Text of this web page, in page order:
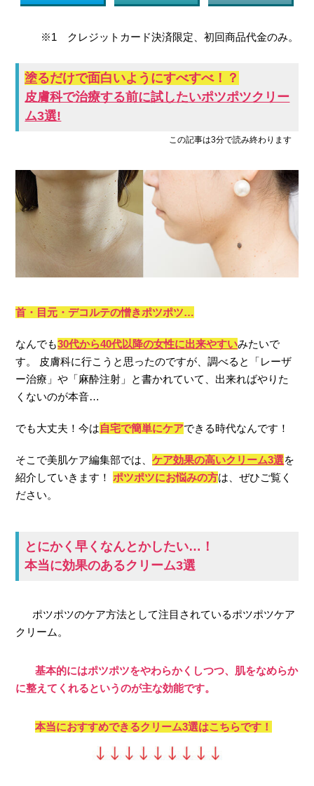
※1 クレジットカード決済限定、初回商品代金のみ。
塗るだけで面白いようにすべすべ！？
皮膚科で治療する前に試したいポツポツクリー
ム3選!
この記事は3分で読み終わります
首・目元・デコルテの憎きポツポツ…
なんでも30代から40代以降の女性に出来やすいみたいで
す。 皮膚科に行こうと思ったのですが、調べると「レーザ
ー治療」や「麻酔注射」と書かれていて、出来ればやりた
くないのが本音…
でも大丈夫！今は自宅で簡単にケアできる時代なんです！
そこで美肌ケア編集部では、ケア効果の高いクリーム3選を
紹介していきます！ポツポツにお悩みの方は、ぜひご覧く
ださい。
とにかく早くなんとかしたい…！
本当に効果のあるクリーム3選
ポツポツのケア方法として注目されているポツポツケア
クリーム。
基本的にはポツポツをやわらかくしつつ、肌をなめらか
に整えてくれるというのが主な効能です。
本当におすすめできるクリーム3選はこちらです！